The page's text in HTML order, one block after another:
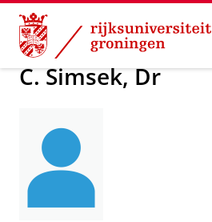
Skip
Content
Skip
Navigation
Over ons C. Simsek, Dr
C. Simsek, Dr